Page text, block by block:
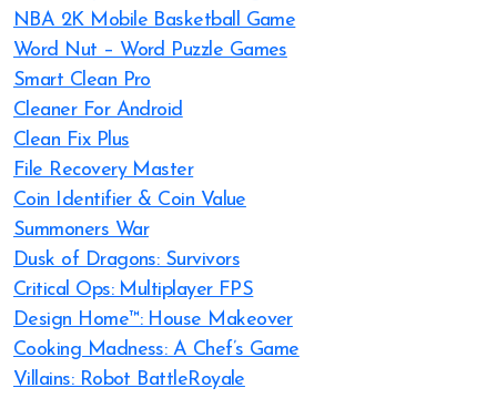
NBA 2K Mobile Basketball Game
Word Nut – Word Puzzle Games
Smart Clean Pro
Cleaner For Android
Clean Fix Plus
File Recovery Master
Coin Identifier & Coin Value
Summoners War
Dusk of Dragons: Survivors
Critical Ops: Multiplayer FPS
Design Home™: House Makeover
Cooking Madness: A Chef’s Game
Villains: Robot BattleRoyale